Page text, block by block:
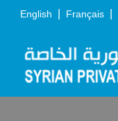
English | Français |